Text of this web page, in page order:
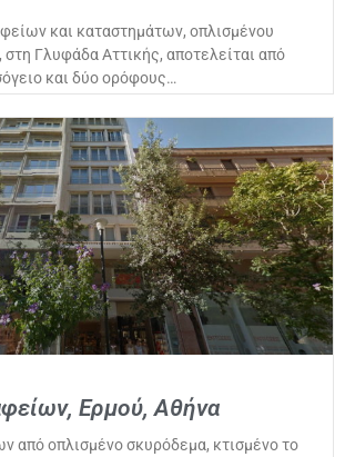
και καταστημάτων, οπλισμένου
Γλυφάδα Αττικής, αποτελείται από
και δύο ορόφους…
Ερμού, Αθήνα
από οπλισμένο σκυρόδεμα, κτισμένο το